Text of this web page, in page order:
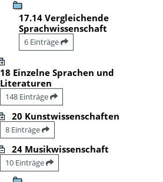
17.14 Vergleichende
Sprachwissenschaft
6 Einträge
18 Einzelne Sprachen und
Literaturen
148 Einträge
20 Kunstwissenschaften
8 Einträge
24 Musikwissenschaft
10 Einträge